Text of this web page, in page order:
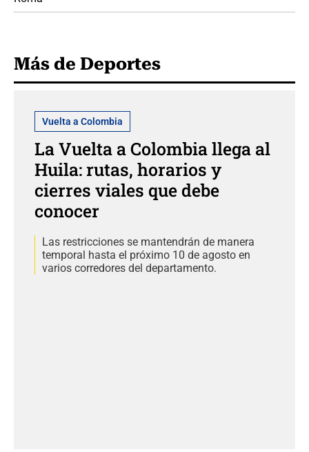
Más de Deportes
Vuelta a Colombia
La Vuelta a Colombia llega al
Huila: rutas, horarios y
cierres viales que debe
conocer
Las restricciones se mantendrán de manera
temporal hasta el próximo 10 de agosto en
varios corredores del departamento.